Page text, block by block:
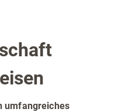
umfangreiches